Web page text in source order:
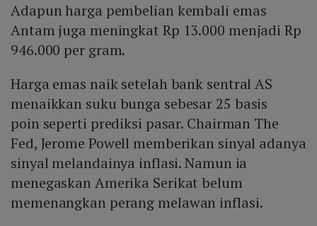
Adapun harga pembelian kembali emas
Antam juga meningkat Rp 13.000 menjadi Rp
946.000 per gram.
Harga emas naik setelah bank sentral AS
menaikkan suku bunga sebesar 25 basis
poin seperti prediksi pasar. Chairman The
Fed, Jerome Powell memberikan sinyal adanya
sinyal melandainya inflasi. Namun ia
menegaskan Amerika Serikat belum
memenangkan perang melawan inflasi.